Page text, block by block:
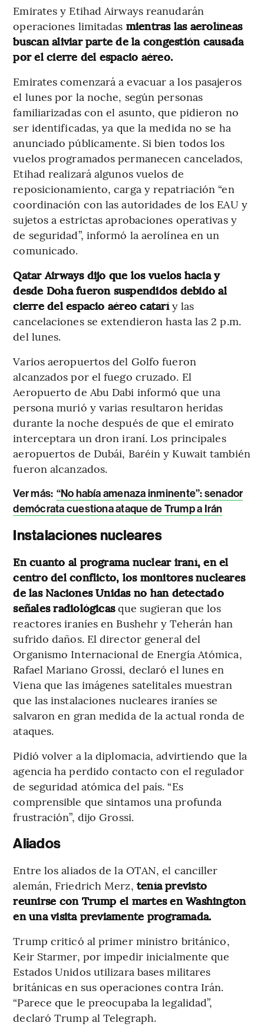
Emirates y Etihad Airways reanudarán
operaciones limitadas mientras las aerolíneas
buscan aliviar parte de la congestión causada
por el cierre del espacio aéreo.
Emirates comenzará a evacuar a los pasajeros
el lunes por la noche, según personas
familiarizadas con el asunto, que pidieron no
ser identificadas, ya que la medida no se ha
anunciado públicamente. Si bien todos los
vuelos programados permanecen cancelados,
Etihad realizará algunos vuelos de
reposicionamiento, carga y repatriación “en
coordinación con las autoridades de los EAU y
sujetos a estrictas aprobaciones operativas y
de seguridad”, informó la aerolínea en un
comunicado.
Qatar Airways dijo que los vuelos hacia y
desde Doha fueron suspendidos debido al
cierre del espacio aéreo cataríy las
cancelaciones se extendieron hasta las 2 p.m.
del lunes.
Varios aeropuertos del Golfo fueron
alcanzados por el fuego cruzado. El
Aeropuerto de Abu Dabi informó que una
persona murió y varias resultaron heridas
durante la noche después de que el emirato
interceptara un dron iraní. Los principales
aeropuertos de Dubái, Baréin y Kuwait también
fueron alcanzados.
Ver más: “No había amenaza inminente”: senador
demócrata cuestiona ataque de Trump a Irán
Instalaciones nucleares
En cuanto al programa nuclear iraní, en el
centro del conflicto, los monitores nucleares
de las Naciones Unidas no han detectado
señales radiológicasque sugieran que los
reactores iraníes en Bushehr y Teherán han
sufrido daños. El director general del
Organismo Internacional de Energía Atómica,
Rafael Mariano Grossi, declaró el lunes en
Viena que las imágenes satelitales muestran
que las instalaciones nucleares iraníes se
salvaron en gran medida de la actual ronda de
ataques.
Pidió volver a la diplomacia, advirtiendo que la
agencia ha perdido contacto con el regulador
de seguridad atómica del país. “Es
comprensible que sintamos una profunda
frustración”, dijo Grossi.
Aliados
Entre los aliados de la OTAN, el canciller
alemán, Friedrich Merz, tenía previsto
reunirse con Trump el martes en Washington
en una visita previamente programada.
Trump criticó al primer ministro británico,
Keir Starmer, por impedir inicialmente que
Estados Unidos utilizara bases militares
británicas en sus operaciones contra Irán.
“Parece que le preocupaba la legalidad”,
declaró Trump al Telegraph.